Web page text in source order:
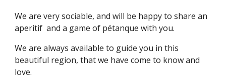
We are very sociable, and will be happy to share an
aperitif and a game of pétanque with you.
We are always available to guide you in this
beautiful region, that we have come to know and
love.